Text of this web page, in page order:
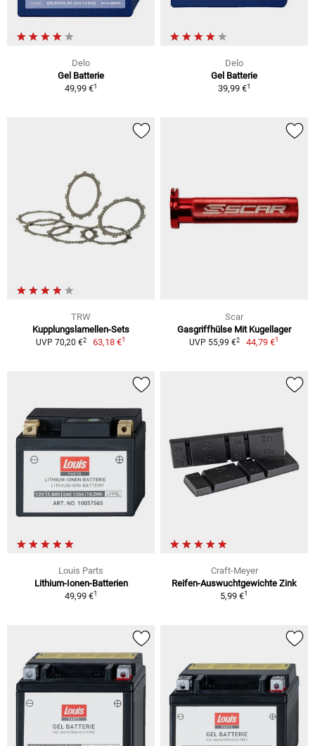
Delo
Gel Batterie
49,99 €1
Delo
Gel Batterie
39,99 €1
TRW
Kupplungslamellen-Sets
UVP 70,20 €2 63,18 €1
Scar
Gasgriffhülse Mit Kugellager
UVP 55,99 €2 44,79 €1
Louis Parts
Lithium-Ionen-Batterien
49,99 €1
Craft-Meyer
Reifen-Auswuchtgewichte Zink
5,99 €1